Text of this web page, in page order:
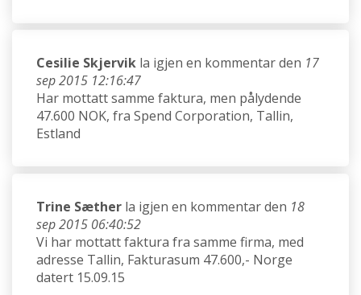
Cesilie Skjervik la igjen en kommentar den 17
sep 2015 12:16:47
Har mottatt samme faktura, men pålydende
47.600 NOK, fra Spend Corporation, Tallin,
Estland
Trine Sæther la igjen en kommentar den 18
sep 2015 06:40:52
Vi har mottatt faktura fra samme firma, med
adresse Tallin, Fakturasum 47.600,- Norge
datert 15.09.15